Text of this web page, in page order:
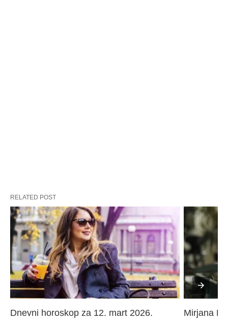
RELATED POST
Dnevni horoskop za 12. mart 2026.
Mirjana